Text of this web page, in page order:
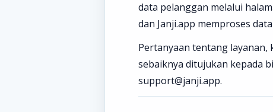
data pelanggan melalui
dan Janji.app memproses
Pertanyaan tentang
sebaiknya ditujukan kepada
support@janji.app.